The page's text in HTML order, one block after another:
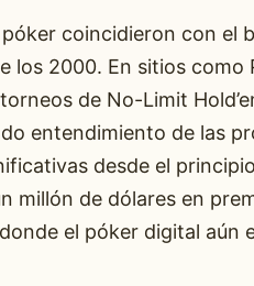
coincidieron con el
los 2000. En sitios como
de No-Limit
entendimiento de las
desde el
millón de dólares en
el póker digital aún